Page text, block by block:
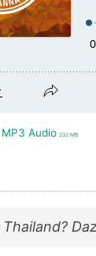
MP3 Audio 232 MB